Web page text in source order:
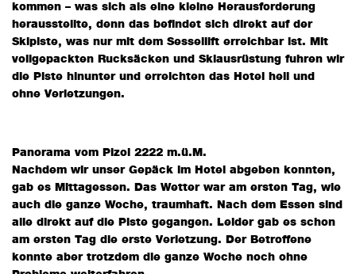
kommen – was sich als eine kleine Herausforderung
herausstellte, denn das befindet sich direkt auf der
Skipiste, was nur mit dem Sessellift erreichbar ist. Mit
vollgepackten Rucksäcken und Skiausrüstung fuhren wir
die Piste hinunter und erreichten das Hotel heil und
ohne Verletzungen.
Panorama vom Pizol 2222 m.ü.M.
Nachdem wir unser Gepäck im Hotel abgeben konnten,
gab es Mittagessen. Das Wetter war am ersten Tag, wie
auch die ganze Woche, traumhaft. Nach dem Essen sind
alle direkt auf die Piste gegangen. Leider gab es schon
am ersten Tag die erste Verletzung. Der Betroffene
konnte aber trotzdem die ganze Woche noch ohne